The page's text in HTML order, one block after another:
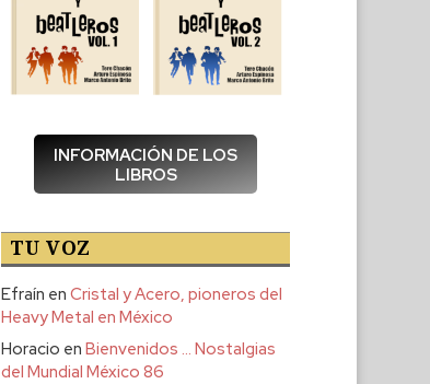
INFORMACIÓN DE LOS
LIBROS
TU VOZ
Efraín enCristal y Acero, pioneros del
Heavy Metal en México
Horacio enBienvenidos … Nostalgias
del Mundial México 86